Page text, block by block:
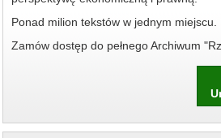
Ponad milion tekstów w jednym miejscu.
Zamów dostęp do pełnego Archiwum